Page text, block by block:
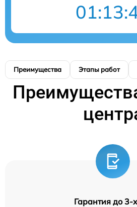
Преимущества Этапы работ
Гарантия до 3-